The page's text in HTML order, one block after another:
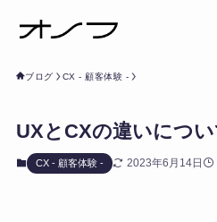
ブログ CX - 顧客体験 -
UXとCXの違いにつ
CX - 顧客体験 - 2023年6月14日